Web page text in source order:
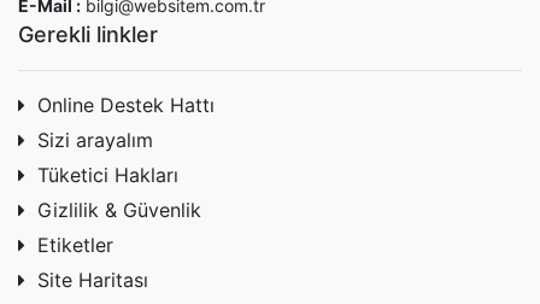
E-Mail : bilgi@websitem.com.tr
Gerekli linkler
Online Destek Hattı
Sizi arayalım
Tüketici Hakları
Gizlilik & Güvenlik
Etiketler
Site Haritası